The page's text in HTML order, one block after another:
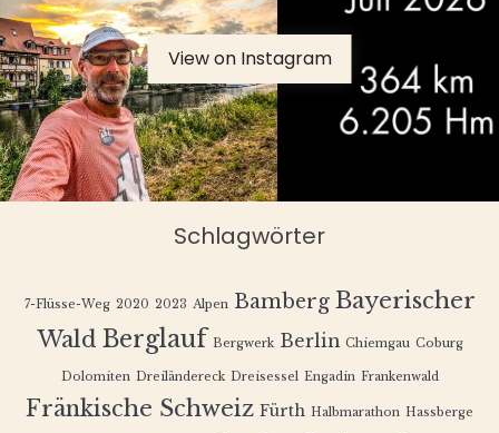
View on Instagram
Schlagwörter
7-Flüsse-Weg 2020 2023 Alpen Bamberg Bayerischer
Wald Berglauf Bergwerk Berlin Chiemgau Coburg
Dolomiten Dreiländereck Dreisessel Engadin Frankenwald
Fränkische Schweiz Fürth Halbmarathon Hassberge